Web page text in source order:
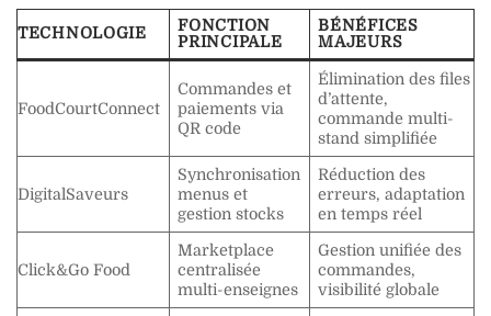
TECHNOLOGIE
FONCTION
PRINCIPALE
BÉNÉFICES
MAJEURS
FoodCourtConnect
Commandes et
paiements via
QR code
Élimination des files
d’attente,
commande multi-
stand simplifiée
DigitalSaveurs
Synchronisation
menus et
gestion stocks
Réduction des
erreurs, adaptation
en temps réel
Click&Go Food
Marketplace
centralisée
multi-enseignes
Gestion unifiée des
commandes,
visibilité globale